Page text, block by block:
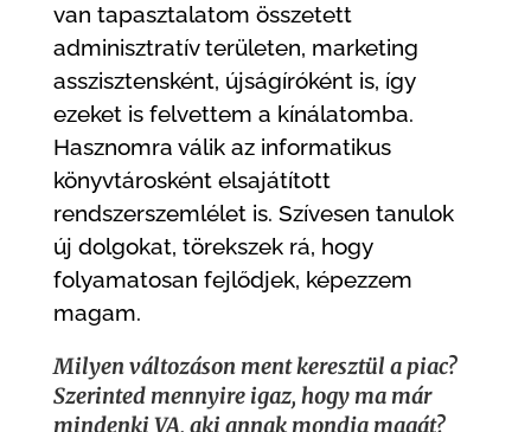
van tapasztalatom összetett
adminisztratív területen, marketing
asszisztensként, újságíróként is, így
ezeket is felvettem a kínálatomba.
Hasznomra válik az informatikus
könyvtárosként elsajátított
rendszerszemlélet is. Szívesen tanulok
új dolgokat, törekszek rá, hogy
folyamatosan fejlődjek, képezzem
magam.
Milyen változáson ment keresztül a piac?
Szerinted mennyire igaz, hogy ma már
mindenki VA, aki annak mondja magát?